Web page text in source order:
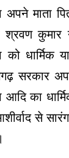
अपने माता
श्रवण
धार्मिक
सरकार
का
से